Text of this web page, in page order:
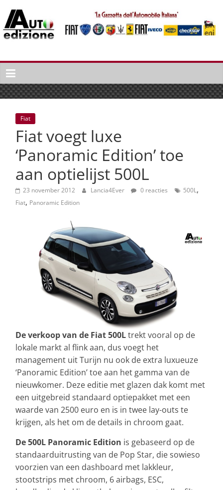
naar
inhoud
Auto
Edizione
La
Gazetta
dell'Automobile
Italiana
Italiaans
autonieuws
lifestyle
Fiat
Fiat voegt luxe
‘Panoramic Edition’ toe
aan optielijst 500L
23 november 2012 Lancia4Ever 0 reacties 500L,
Fiat, Panoramic Edition
De verkoop van de Fiat 500Ltrekt vooral op de
lokale markt al flink aan, dus voegt het
management uit Turijn nu ook de extra luxueuze
‘Panoramic Edition’ toe aan het gamma van de
nieuwkomer. Deze editie met glazen dak komt met
een uitgebreid standaard optiepakket met een
waarde van 2500 euro en is in twee lay-outs te
krijgen, als het om de details in chroom gaat.
De 500L Panoramic Edition is gebaseerd op de
standaarduitrusting van de Pop Star, die sowieso
voorzien van een dashboard met lakkleur,
stootstrips met chroom, 6 airbags, ESC,